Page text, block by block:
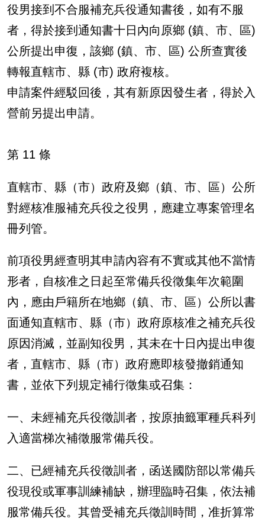
役男接到不合服補充兵役通知書後，如有不服
者，得於接到通知書十日內向原鄉 (鎮、市、區)
公所提出申復，該鄉 (鎮、市、區) 公所查實後
轉報直轄市、縣 (市) 政府複核。
申請案件經駁回後，其有新原因發生者，得於入
營前另提出申請。
第 11 條
直轄市、縣（市）政府及鄉（鎮、市、區）公所
對經核准服補充兵役之役男，應建立專案管理名
冊列管。
前項役男經查明其申請內容有不實或其他不當情
形者，自核准之日起至常備兵役徵集年次範圍
內，應由戶籍所在地鄉（鎮、市、區）公所以書
面通知直轄市、縣（市）政府原核准之補充兵役
原因消滅，並副知役男，其未在十日內提出申復
者，直轄市、縣（市）政府應即核發撤銷通知
書，並依下列規定補行徵集或召集：
一、未經補充兵役徵訓者，按原抽籤軍種兵科列
入適當梯次補徵服常備兵役。
二、已經補充兵役徵訓者，函送國防部以常備兵
役現役或軍事訓練補缺，辦理臨時召集，依法補
服常備兵役。其曾受補充兵徵訓時間，准折算常